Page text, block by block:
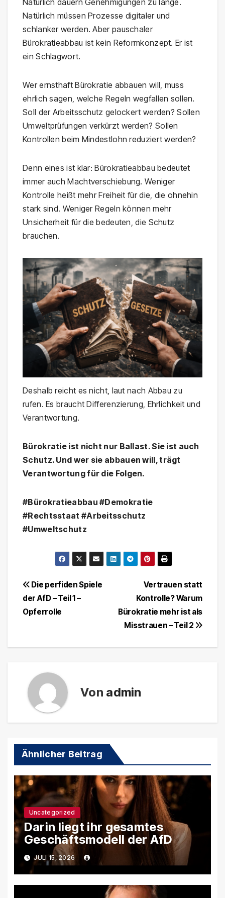
Natürlich müssen Prozesse digitaler und
schlanker werden. Aber pauschaler
Bürokratieabbau ist kein Reformkonzept. Er ist
ein Schlagwort.
Wer ernsthaft Bürokratie abbauen will, muss
ehrlich sagen, welche Regeln wegfallen sollen.
Soll der Arbeitsschutz gelockert werden? Sollen
Umweltprüfungen verkürzt werden? Sollen
Kontrollen beim Mindestlohn reduziert werden?
Denn eines ist klar: Bürokratieabbau bedeutet
immer auch Machtverschiebung. Weniger
Kontrolle heißt mehr Freiheit für die, die ohnehin
stark sind. Weniger Regeln können mehr
Unsicherheit für die bedeuten, die Schutz
brauchen.
Deshalb reicht es nicht, laut nach Abbau zu
rufen. Es braucht Differenzierung, Ehrlichkeit und
Verantwortung.
Bürokratie ist nicht nur Ballast. Sie ist auch
Schutz. Und wer sie abbauen will, trägt
Verantwortung für die Folgen.
#Bürokratieabbau #Demokratie
#Rechtsstaat #Arbeitsschutz
#Umweltschutz
BeitragsnavigationVertrauen statt
Kontrolle? Warum
Bürokratie mehr ist als
Misstrauen – Teil 2
Die perfiden Spiele
der AfD – Teil 1 –
Opferrolle
Von admin
Ähnlicher Beitrag
Uncategorized
Darin liegt ihr gesamtes
Geschäftsmodell der AfD
JULI 15, 2026